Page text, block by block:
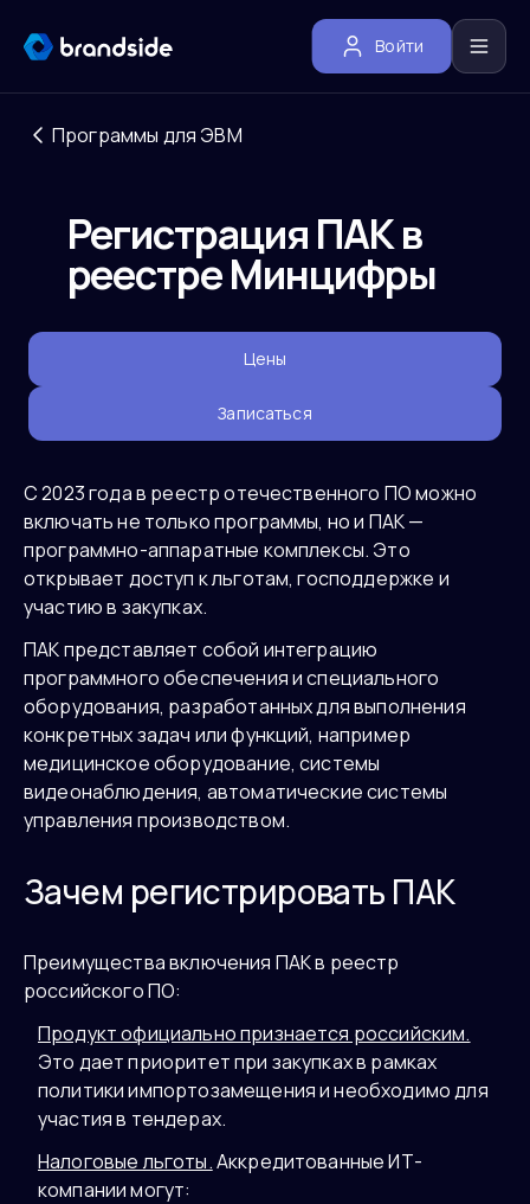
Войти
Программы для ЭВМ
Регистрация ПАК в
реестре Минцифры
Цены
Записаться
С 2023 года в реестр отечественного ПО можно
включать не только программы, но и ПАК —
программно-аппаратные комплексы. Это
открывает доступ к льготам, господдержке и
участию в закупках.
ПАК представляет собой интеграцию
программного обеспечения и специального
оборудования, разработанных для выполнения
конкретных задач или функций, например
медицинское оборудование, системы
видеонаблюдения, автоматические системы
управления производством.
Зачем регистрировать ПАК
Преимущества включения ПАК в реестр
российского ПО:
Продукт официально признается российским.
Это дает приоритет при закупках в рамках
политики импортозамещения и необходимо для
участия в тендерах.
Налоговые льготы.Аккредитованные ИТ-
компании могут: